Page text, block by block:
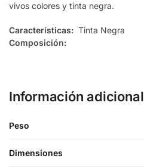
vivos colores y tinta negra.
Características: Tinta Negra
Composición:
Información adicional
Peso
Dimensiones